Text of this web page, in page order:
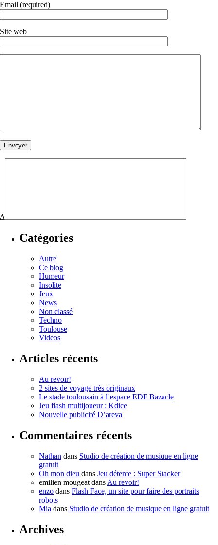
Email (required)
Site web
Δ
Catégories
Autre
Ce blog
Humeur
Insolite
Jeux
News
Non classé
Techno
Toulouse
Vidéos
Articles récents
Au revoir!
2 sites de voyage très originaux
Le stade toulousain à l’espace EDF Bazacle
Jeu flash multijoueur : Kdice
Nouvelle publicité D’areva
Commentaires récents
Nathan dans Studio de création de musique en ligne
gratuit
Oh mon dieu dans Jeu détente : Super Stacker
emilien mougeat dans Au revoir!
enzo dans Flash Face, un site pour faire des portraits
robots
Mia dans Studio de création de musique en ligne gratuit
Archives